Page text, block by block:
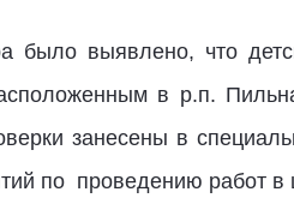
было выявлено, что
в р.п.
занесены в
по проведению работ в